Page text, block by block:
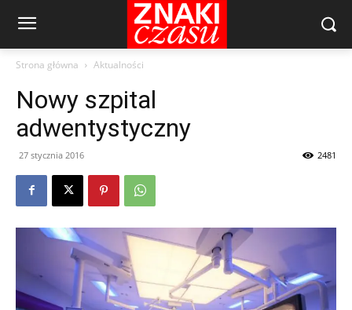
Strona główna Aktualności
Nowy szpital
adwentystyczny
27 stycznia 2016 2481